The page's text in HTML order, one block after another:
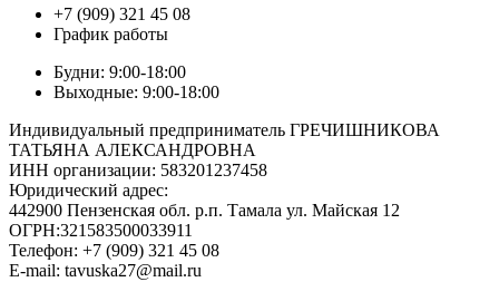
+7 (909) 321 45 08
График работы
Будни: 9:00-18:00
Выходные: 9:00-18:00
Индивидуальный предприниматель ГРЕЧИШНИКОВА
ТАТЬЯНА АЛЕКСАНДРОВНА
ИНН организации: 583201237458
Юридический адрес:
442900 Пензенская обл. р.п. Тамала ул. Майская 12
ОГРН:321583500033911
Телефон: +7 (909) 321 45 08
E-mail: tavuska27@mail.ru